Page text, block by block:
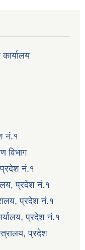
नं.१
विभाग
प्रदेश नं.१
प्रदेश नं.१
प्रदेश नं.१
प्रदेश नं.१
प्रदेश